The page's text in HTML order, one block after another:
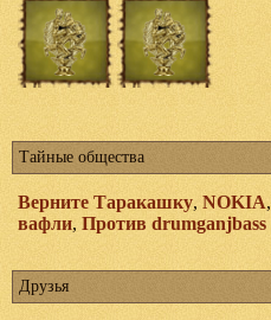
Тайные общества
Верните Таракашку, NOKIA,
вафли, Против drumganjbass
Друзья